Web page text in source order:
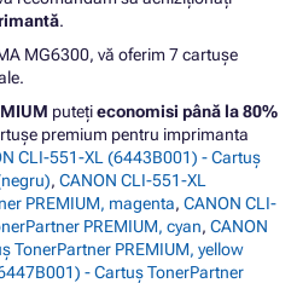
.
MG6300, vă oferim 7 cartușe
putețieconomisi până la 80%
premium pentru imprimanta
CLI-551-XL (6443B001) - Cartuș
, CANON CLI-551-XL
PREMIUM, magenta, CANON CLI-
PREMIUM, cyan, CANON
TonerPartner PREMIUM, yellow
- Cartuș TonerPartner